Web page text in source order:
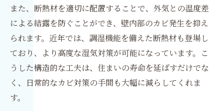
また、断熱材を適切に配置することで、外気との温度差
による結露を防ぐことができ、壁内部のカビ発生を抑え
られます。近年では、調湿機能を備えた断熱材も登場し
ており、より高度な湿気対策が可能になっています。こ
うした構造的な工夫は、住まいの寿命を延ばすだけでな
く、日常的なカビ対策の手間も大幅に減らしてくれま
す。